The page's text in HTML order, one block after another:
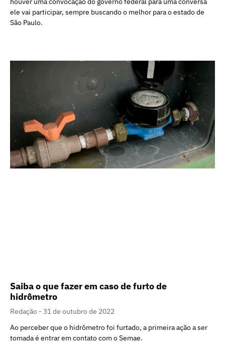
ele vai participar, sempre buscando o melhor para o estado de
São Paulo.
Saiba o que fazer em caso de furto de
hidrômetro
Redação
31 de outubro de 2022
Ao perceber que o hidrômetro foi furtado, a primeira ação a ser
tomada é entrar em contato com o Semae.